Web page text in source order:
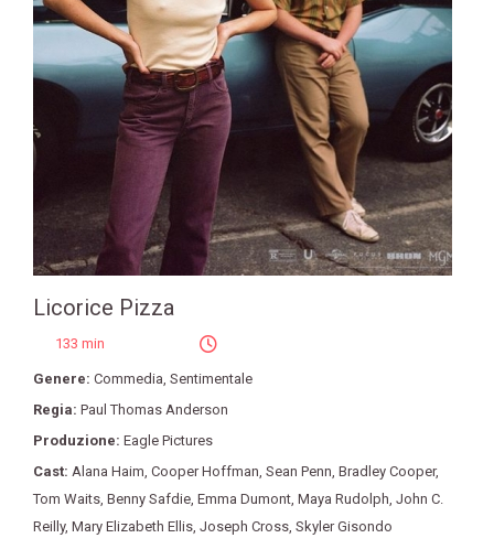
Licorice Pizza
133 min
Genere: Commedia, Sentimentale
Regia: Paul Thomas Anderson
Produzione: Eagle Pictures
Cast: Alana Haim, Cooper Hoffman, Sean Penn, Bradley Cooper,
Tom Waits, Benny Safdie, Emma Dumont, Maya Rudolph, John C.
Reilly, Mary Elizabeth Ellis, Joseph Cross, Skyler Gisondo